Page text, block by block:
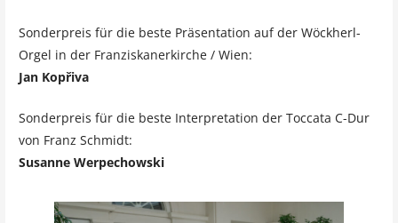
Sonderpreis für die beste Präsentation auf der Wöckherl-
Orgel in der Franziskanerkirche / Wien:
Jan Kopřiva
Sonderpreis für die beste Interpretation der Toccata C-Dur
von Franz Schmidt:
Susanne Werpechowski